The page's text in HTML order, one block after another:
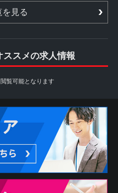
を見る
ススメの求人情報
覧可能となります